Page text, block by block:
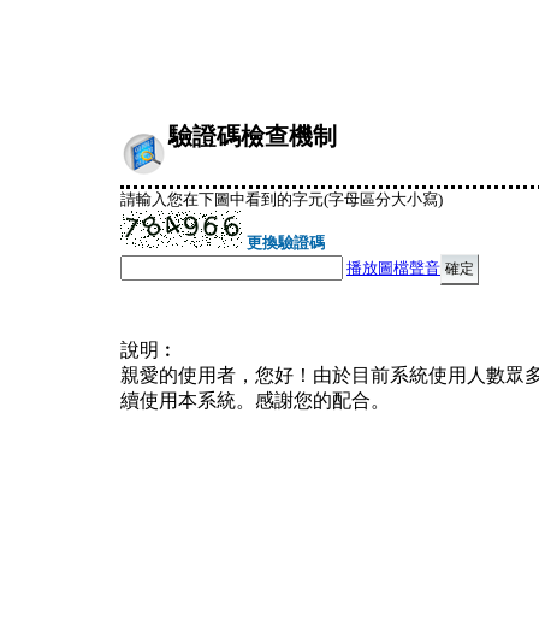
驗證碼檢查機制
請輸入您在下圖中看到的字元(字母區分大小寫)
更換驗證碼
播放圖檔聲音
說明︰
親愛的使用者，您好！由於目前系統使用人數眾
續使用本系統。感謝您的配合。